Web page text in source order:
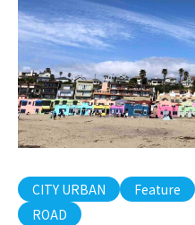
CITY URBAN Feature
ROAD